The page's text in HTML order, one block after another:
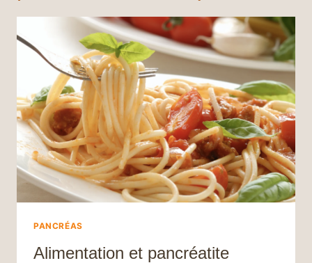
PANCRÉAS
Alimentation et pancréatite